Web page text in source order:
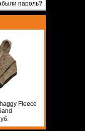
пароль?
Fleece